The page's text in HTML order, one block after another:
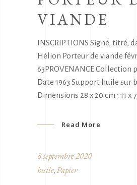
VIANDE
INSCRIPTIONS Signé, titré,
Hélion Porteur de viande
63PROVENANCE Collection
Date 1963 Support huile sur
Dimensions 28 x 20 cm ; 11 x
Read More
8 septembre 2020
huile Papier